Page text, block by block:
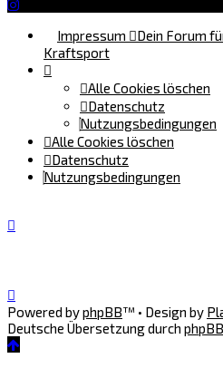
Impressum
Dein Forum
Kraftsport
Alle Cookies löschen
Datenschutz
Nutzungsbedingungen
Alle Cookies löschen
Datenschutz
Nutzungsbedingungen
Powered byphpBB™ • Design by
Deutsche Übersetzung durch